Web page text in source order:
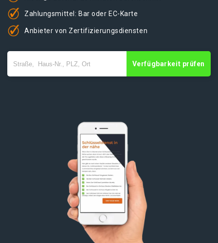
Zahlungsmittel: Bar oder EC-Karte
Anbieter von Zertifizierungsdiensten
Verfügbarkeit prüfen